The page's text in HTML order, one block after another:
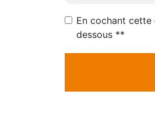
En cochant
dessous **